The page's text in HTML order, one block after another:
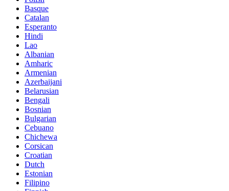
Basque
Catalan
Esperanto
Hindi
Lao
Albanian
Amharic
Armenian
Azerbaijani
Belarusian
Bengali
Bosnian
Bulgarian
Cebuano
Chichewa
Corsican
Croatian
Dutch
Estonian
Filipino